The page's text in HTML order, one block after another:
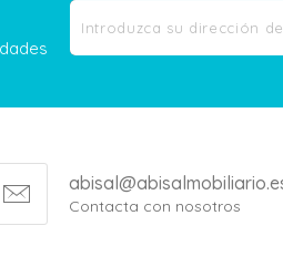
Contacta con nosotros